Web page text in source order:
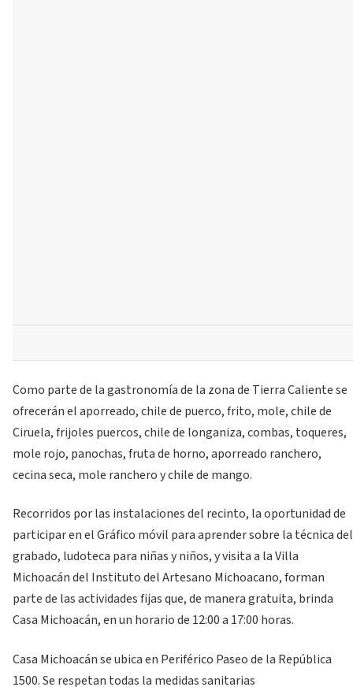
Como parte de la gastronomía de la zona de Tierra Caliente se
ofrecerán el aporreado, chile de puerco, frito, mole, chile de
Ciruela, frijoles puercos, chile de longaniza, combas, toqueres,
mole rojo, panochas, fruta de horno, aporreado ranchero,
cecina seca, mole ranchero y chile de mango.
Recorridos por las instalaciones del recinto, la oportunidad de
participar en el Gráfico móvil para aprender sobre la técnica del
grabado, ludoteca para niñas y niños, y visita a la Villa
Michoacán del Instituto del Artesano Michoacano, forman
parte de las actividades fijas que, de manera gratuita, brinda
Casa Michoacán, en un horario de 12:00 a 17:00 horas.
Casa Michoacán se ubica en Periférico Paseo de la República
1500. Se respetan todas la medidas sanitarias